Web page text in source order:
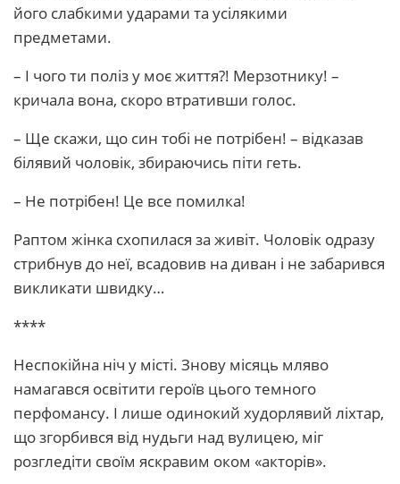
його слабкими ударами та усілякими
предметами.
– І чого ти поліз у моє життя?! Мерзотнику! –
кричала вона, скоро втративши голос.
– Ще скажи, що син тобі не потрібен! – відказав
білявий чоловік, збираючись піти геть.
– Не потрібен! Це все помилка!
Раптом жінка схопилася за живіт. Чоловік одразу
стрибнув до неї, всадовив на диван і не забарився
викликати швидку…
****
Неспокійна ніч у місті. Знову місяць мляво
намагався освітити героїв цього темного
перфомансу. І лише одинокий худорлявий ліхтар,
що згорбився від нудьги над вулицею, міг
розгледіти своїм яскравим оком «акторів».